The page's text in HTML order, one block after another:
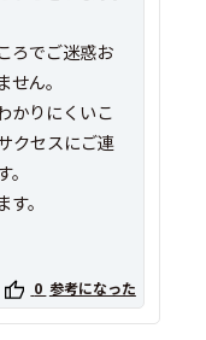
ろでご迷惑お
ん。
かりにくいこ
クセスにご連
。
0 参考になった